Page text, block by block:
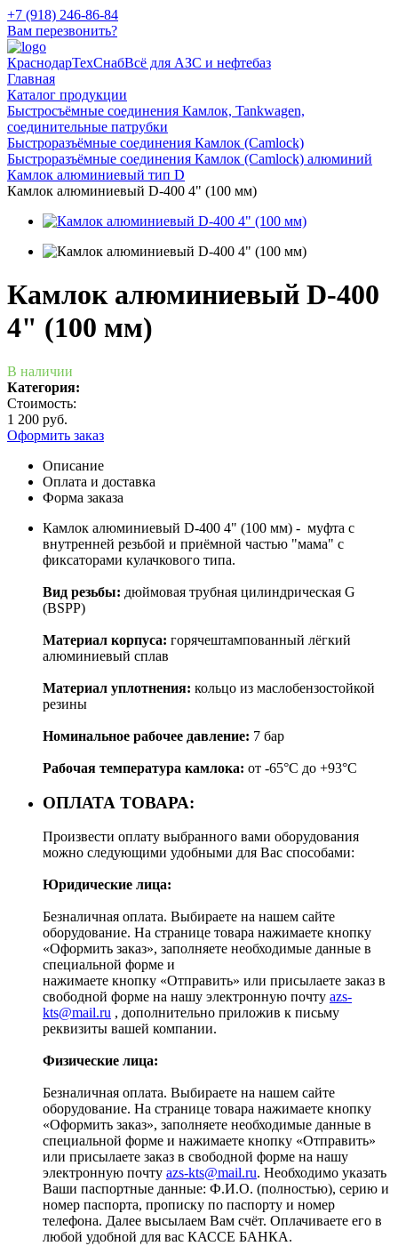
+7 (918) 246-86-84
Вам перезвонить?
КраснодарТехСнабВсё для АЗС и нефтебаз
Главная
Каталог продукции
Быстросъёмные соединения Камлок, Tankwagen,
соединительные патрубки
Быстроразъёмные соединения Камлок (Camlock)
Быстроразъёмные соединения Камлок (Camlock) алюминий
Камлок алюминиевый тип D
Камлок алюминиевый D-400 4" (100 мм)
Камлок алюминиевый D-400
4" (100 мм)
В наличии
Категория:
Стоимость:
1 200 руб.
Оформить заказ
Описание
Оплата и доставка
Форма заказа
Камлок алюминиевый D-400 4" (100 мм) - муфта с
внутренней резьбой и приёмной частью "мама" с
фиксаторами кулачкового типа.
Вид резьбы: дюймовая трубная цилиндрическая G
(BSPP)
Материал корпуса: горячештампованный лёгкий
алюминиевый сплав
Материал уплотнения: кольцо из маслобензостойкой
резины
Номинальное рабочее давление: 7 бар
Рабочая температура камлока: от -65°C до +93°C
ОПЛАТА ТОВАРА:
Произвести оплату выбранного вами оборудования
можно следующими удобными для Вас способами:
Юридические лица:
Безналичная оплата. Выбираете на нашем сайте
оборудование. На странице товара нажимаете кнопку
«Оформить заказ», заполняете необходимые данные в
специальной форме и
нажимаете кнопку «Отправить» или присылаете заказ в
свободной форме на нашу электронную почту azs-
kts@mail.ru , дополнительно приложив к письму
реквизиты вашей компании.
Физические лица:
Безналичная оплата. Выбираете на нашем сайте
оборудование. На странице товара нажимаете кнопку
«Оформить заказ», заполняете необходимые данные в
специальной форме и нажимаете кнопку «Отправить»
или присылаете заказ в свободной форме на нашу
электронную почту azs-kts@mail.ru. Необходимо указать
Ваши паспортные данные: Ф.И.О. (полностью), серию и
номер паспорта, прописку по паспорту и номер
телефона. Далее высылаем Вам счёт. Оплачиваете его в
любой удобной для вас КАССЕ БАНКА.